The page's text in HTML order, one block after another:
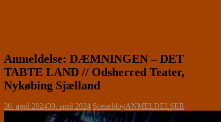
Anmeldelse: DÆMNINGEN – DET
TABTE LAND // Odsherred Teater,
Nykøbing Sjælland
30. april 202430. april 2024 SceneblogANMELDELSER